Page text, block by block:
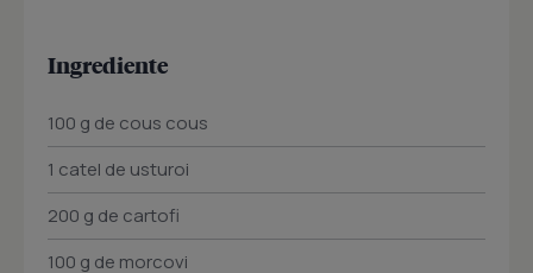
Ingrediente
100 g de cous cous
1 catel de usturoi
200 g de cartofi
100 g de morcovi